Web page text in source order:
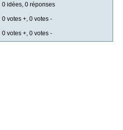
0 idées, 0 réponses
0 votes +, 0 votes -
0 votes +, 0 votes -